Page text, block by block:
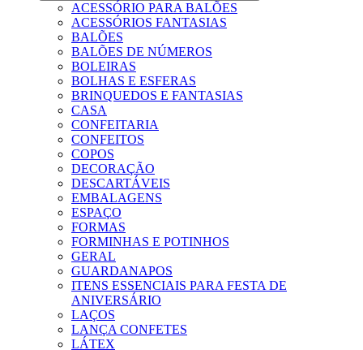
ACESSÓRIO PARA BALÕES
ACESSÓRIOS FANTASIAS
BALÕES
BALÕES DE NÚMEROS
BOLEIRAS
BOLHAS E ESFERAS
BRINQUEDOS E FANTASIAS
CASA
CONFEITARIA
CONFEITOS
COPOS
DECORAÇÃO
DESCARTÁVEIS
EMBALAGENS
ESPAÇO
FORMAS
FORMINHAS E POTINHOS
GERAL
GUARDANAPOS
ITENS ESSENCIAIS PARA FESTA DE
ANIVERSÁRIO
LAÇOS
LANÇA CONFETES
LÁTEX